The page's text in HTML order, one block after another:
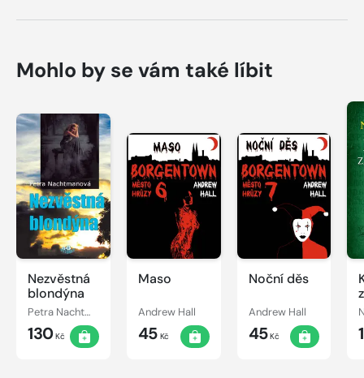
Mohlo by se vám také líbit
Nezvěstná
blondýna
Petra Nachtmanová
130Kč
Maso
Andrew Hall
45Kč
Noční děs
Andrew Hall
45Kč